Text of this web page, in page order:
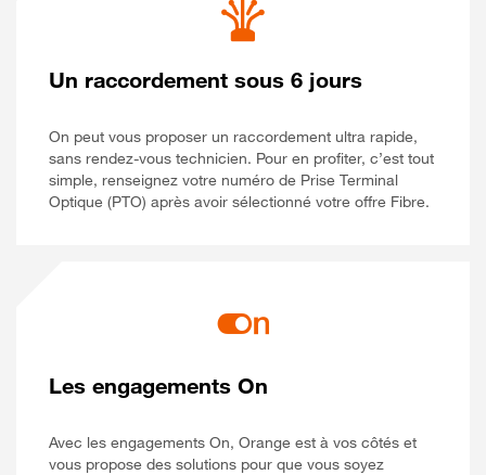
Un raccordement sous 6 jours
On peut vous proposer un raccordement ultra rapide,
sans rendez-vous technicien. Pour en profiter, c’est tout
simple, renseignez votre numéro de Prise Terminal
Optique (PTO) après avoir sélectionné votre offre Fibre.
Les engagements On
Avec les engagements On, Orange est à vos côtés et
vous propose des solutions pour que vous soyez